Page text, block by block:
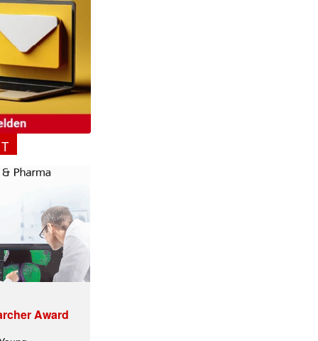
Award